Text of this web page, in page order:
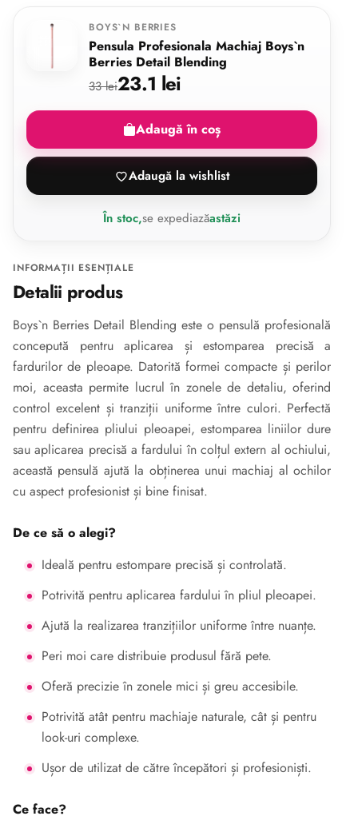
BOYS`N BERRIES
Pensula Profesionala Machiaj Boys`n
Berries Detail Blending
33 lei23.1 lei
Adaugă în coș
Adaugă la wishlist
În stoc,se expediazăastăzi
INFORMAȚII ESENȚIALE
Detalii produs
Boys`n Berries Detail Blending este o pensulă profesională
concepută pentru aplicarea și estomparea precisă a
fardurilor de pleoape. Datorită formei compacte și perilor
moi, aceasta permite lucrul în zonele de detaliu, oferind
control excelent și tranziții uniforme între culori. Perfectă
pentru definirea pliului pleoapei, estomparea liniilor dure
sau aplicarea precisă a fardului în colțul extern al ochiului,
această pensulă ajută la obținerea unui machiaj al ochilor
cu aspect profesionist și bine finisat.
De ce să o alegi?
Ideală pentru estompare precisă și controlată.
Potrivită pentru aplicarea fardului în pliul pleoapei.
Ajută la realizarea tranzițiilor uniforme între nuanțe.
Peri moi care distribuie produsul fără pete.
Oferă precizie în zonele mici și greu accesibile.
Potrivită atât pentru machiaje naturale, cât și pentru
look-uri complexe.
Ușor de utilizat de către începători și profesioniști.
Ce face?